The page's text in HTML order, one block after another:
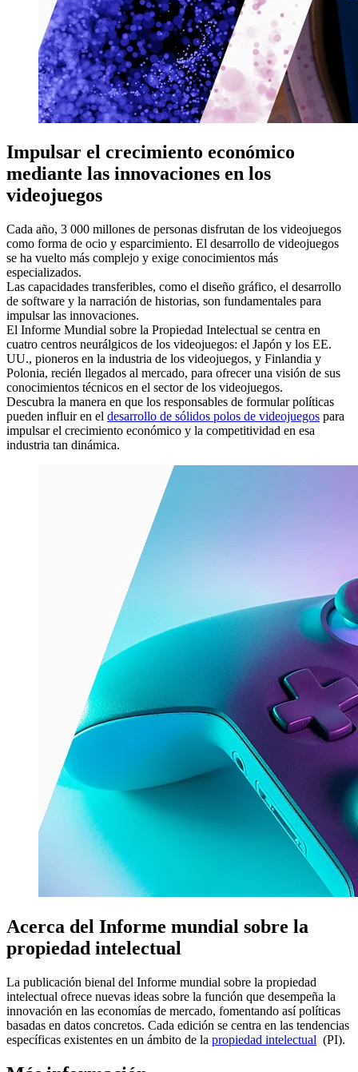
Impulsar el crecimiento económico
mediante las innovaciones en los
videojuegos
Cada año, 3 000 millones de personas disfrutan de los videojuegos
como forma de ocio y esparcimiento. El desarrollo de videojuegos
se ha vuelto más complejo y exige conocimientos más
especializados.
Las capacidades transferibles, como el diseño gráfico, el desarrollo
de software y la narración de historias, son fundamentales para
impulsar las innovaciones.
El Informe Mundial sobre la Propiedad Intelectual se centra en
cuatro centros neurálgicos de los videojuegos: el Japón y los EE.
UU., pioneros en la industria de los videojuegos, y Finlandia y
Polonia, recién llegados al mercado, para ofrecer una visión de sus
conocimientos técnicos en el sector de los videojuegos.
Descubra la manera en que los responsables de formular políticas
pueden influir en el desarrollo de sólidos polos de videojuegos para
impulsar el crecimiento económico y la competitividad en esa
industria tan dinámica.
Acerca del Informe mundial sobre la
propiedad intelectual
La publicación bienal del Informe mundial sobre la propiedad
intelectual ofrece nuevas ideas sobre la función que desempeña la
innovación en las economías de mercado, fomentando así políticas
basadas en datos concretos. Cada edición se centra en las tendencias
específicas existentes en un ámbito de la propiedad intelectual (PI).